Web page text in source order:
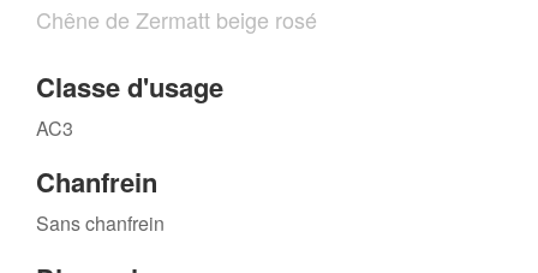
Chêne de Zermatt beige rosé
Classe d'usage
AC3
Chanfrein
Sans chanfrein